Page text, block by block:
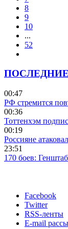
8
9
10
...
52
00:47
РФ стремится
00:36
Тоттенхэм
00:19
Россияне
23:51
170 боев:
Facebook
Twitter
RSS-ленты
E-mail